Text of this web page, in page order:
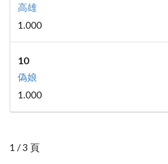
高雄
1.000
10
偽娘
1.000
1 / 3 頁